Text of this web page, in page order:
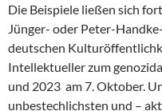
Die Beispiele ließen sich
Jünger- oder Peter-
deutschen
Intellektueller zum
und 2023 am 7. Oktober.
unbestechlichsten und –